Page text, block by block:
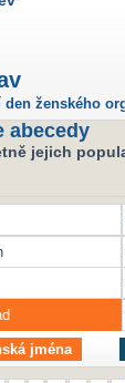
den ženského
abecedy
jejich
jména